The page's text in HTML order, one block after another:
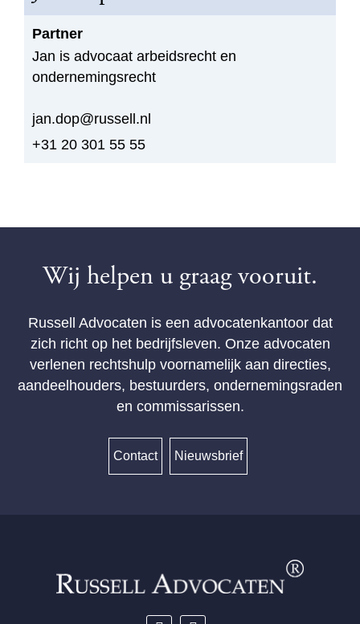
Partner
Jan is advocaat arbeidsrecht en
ondernemingsrecht
jan.dop@russell.nl
+31 20 301 55 55
Wij helpen u graag vooruit.
Russell Advocaten is een advocatenkantoor dat
zich richt op het bedrijfsleven. Onze advocaten
verlenen rechtshulp voornamelijk aan directies,
aandeelhouders, bestuurders, ondernemingsraden
en commissarissen.
Contact Nieuwsbrief